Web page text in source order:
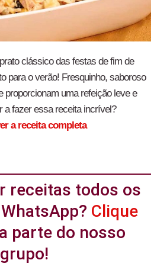
clássico das festas de fim de
para o verão! Fresquinho, saboroso
proporcionam uma refeição leve e
a fazer essa receita incrível?
a receita completa
receitas todos os
Clique
parte do nosso
grupo!